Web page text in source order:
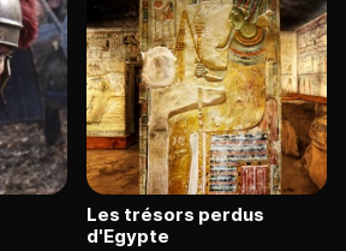
Les trésors perdus
d'Egypte